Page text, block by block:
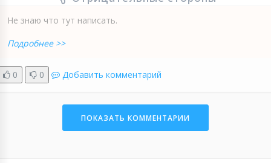
Не знаю что тут написать.
Подробнее >>
0 0 Добавить комментарий
ПОКАЗАТЬ КОММЕНТАРИИ